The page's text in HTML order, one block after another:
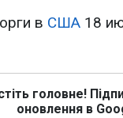
в США 18
головне!
оновлення в